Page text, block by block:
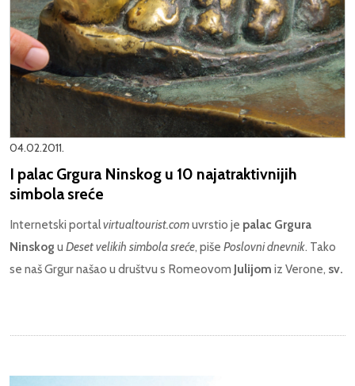
04.02.2011.
I palac Grgura Ninskog u 10 najatraktivnijih
simbola sreće
Internetski portalvirtualtourist.comuvrstio je palac Grgura
Ninskog u Deset velikih simbola sreće, piše Poslovni dnevnik. Tako
se naš Grgur našao u društvu s Romeovom Julijom iz Verone, sv.